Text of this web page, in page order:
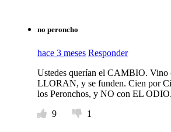
no peroncho
hace 3 meses Responder
Ustedes querían el CAMBIO. Vino
LLORAN, y se funden. Cien por
los Peronchos, y NO con EL ODIO.
9
1